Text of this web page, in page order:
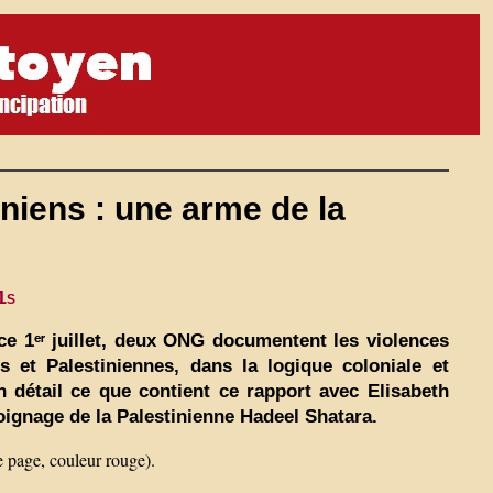
: une arme de la
juillet, deux ONG documentent les violences
et Palestiniennes, dans la logique coloniale et
détail ce que contient ce rapport avec Elisabeth
de la Palestinienne Hadeel Shatara.
page, couleur rouge).